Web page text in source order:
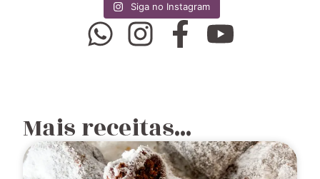
Siga no Instagram
Mais receitas...